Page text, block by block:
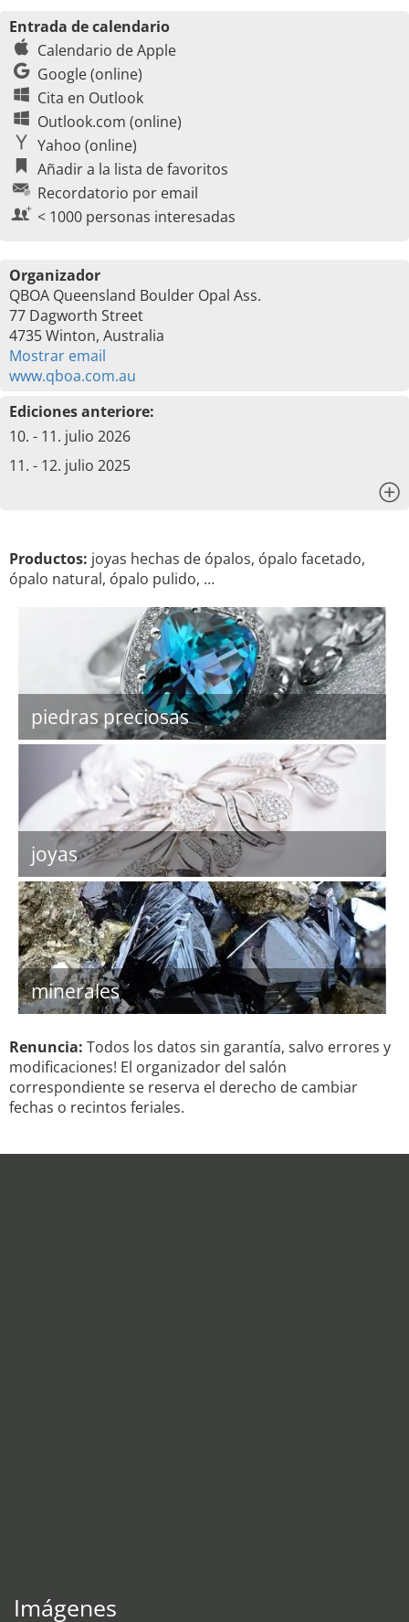
Entrada de calendario
Calendario de Apple
Google (online)
Cita en Outlook
Outlook.com (online)
Yahoo (online)
Añadir a la lista de favoritos
Recordatorio por email
< 1000 personas interesadas
Organizador
QBOA Queensland Boulder Opal Ass.
77 Dagworth Street
4735 Winton, Australia
Mostrar email
www.qboa.com.au
Ediciones anteriore:
10. - 11. julio 2026
11. - 12. julio 2025
Productos: joyas hechas de ópalos, ópalo facetado,
ópalo natural, ópalo pulido, …
piedras preciosas
joyas
minerales
Renuncia: Todos los datos sin garantía, salvo errores y
modificaciones! El organizador del salón
correspondiente se reserva el derecho de cambiar
fechas o recintos feriales.
Imágenes